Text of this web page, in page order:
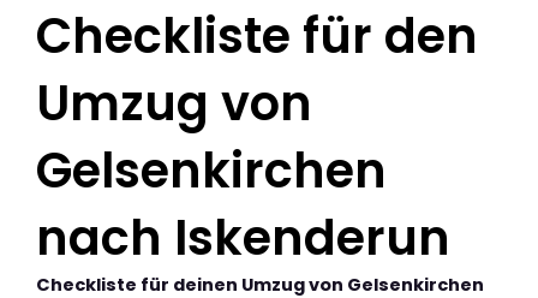
Checkliste für den
Umzug von
Gelsenkirchen
nach Iskenderun
Checkliste für deinen Umzug von Gelsenkirchen